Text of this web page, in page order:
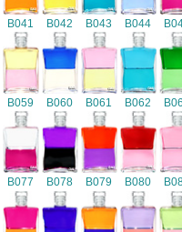
B041 B042 B043 B044
B059 B060 B061 B062
B077 B078 B079 B080